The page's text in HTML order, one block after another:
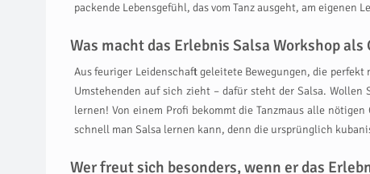
packende Lebensgefühl, das vom Tanz ausgeht, am eigenen
Was macht das Erlebnis Salsa Workshop
Aus feuriger Leidenschaft geleitete Bewegungen, die
Umstehenden auf sich zieht – dafür steht der Salsa. Wollen
lernen! Von einem Profi bekommt die Tanzmaus alle
schnell man Salsa lernen kann, denn die ursprünglich
Wer freut sich besonders, wenn er das